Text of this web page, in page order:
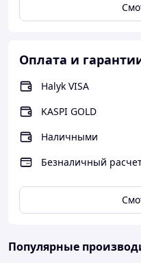
Оплата и
Halyk VISA
KASPI GOLD
Наличными
Безналичный
Популярные